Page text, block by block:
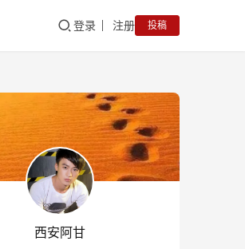
登录 注册 投稿
西安阿甘